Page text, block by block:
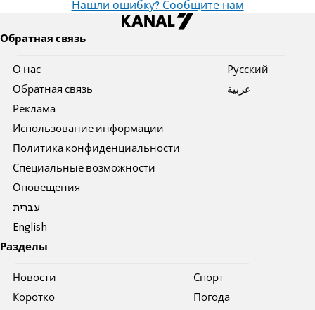
Нашли ошибку? Сообщите нам
Обратная связь
О нас
Обратная связь
Реклама
Использование информации
Политика конфиденциальности
Специальные возможности
Оповещения
עברית
English
Pусский
عربية
Разделы
Новости
Коротко
Спорт
Погода